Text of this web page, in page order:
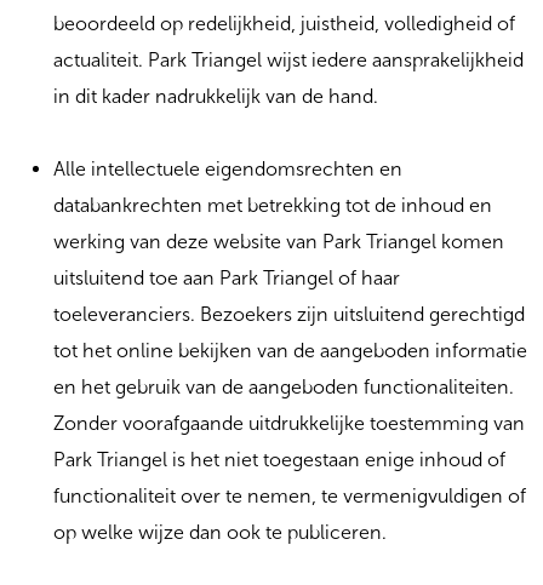
beoordeeld op redelijkheid, juistheid, volledigheid of
actualiteit. Park Triangel wijst iedere aansprakelijkheid
in dit kader nadrukkelijk van de hand.
Alle intellectuele eigendomsrechten en
databankrechten met betrekking tot de inhoud en
werking van deze website van Park Triangel komen
uitsluitend toe aan Park Triangel of haar
toeleveranciers. Bezoekers zijn uitsluitend gerechtigd
tot het online bekijken van de aangeboden informatie
en het gebruik van de aangeboden functionaliteiten.
Zonder voorafgaande uitdrukkelijke toestemming van
Park Triangel is het niet toegestaan enige inhoud of
functionaliteit over te nemen, te vermenigvuldigen of
op welke wijze dan ook te publiceren.